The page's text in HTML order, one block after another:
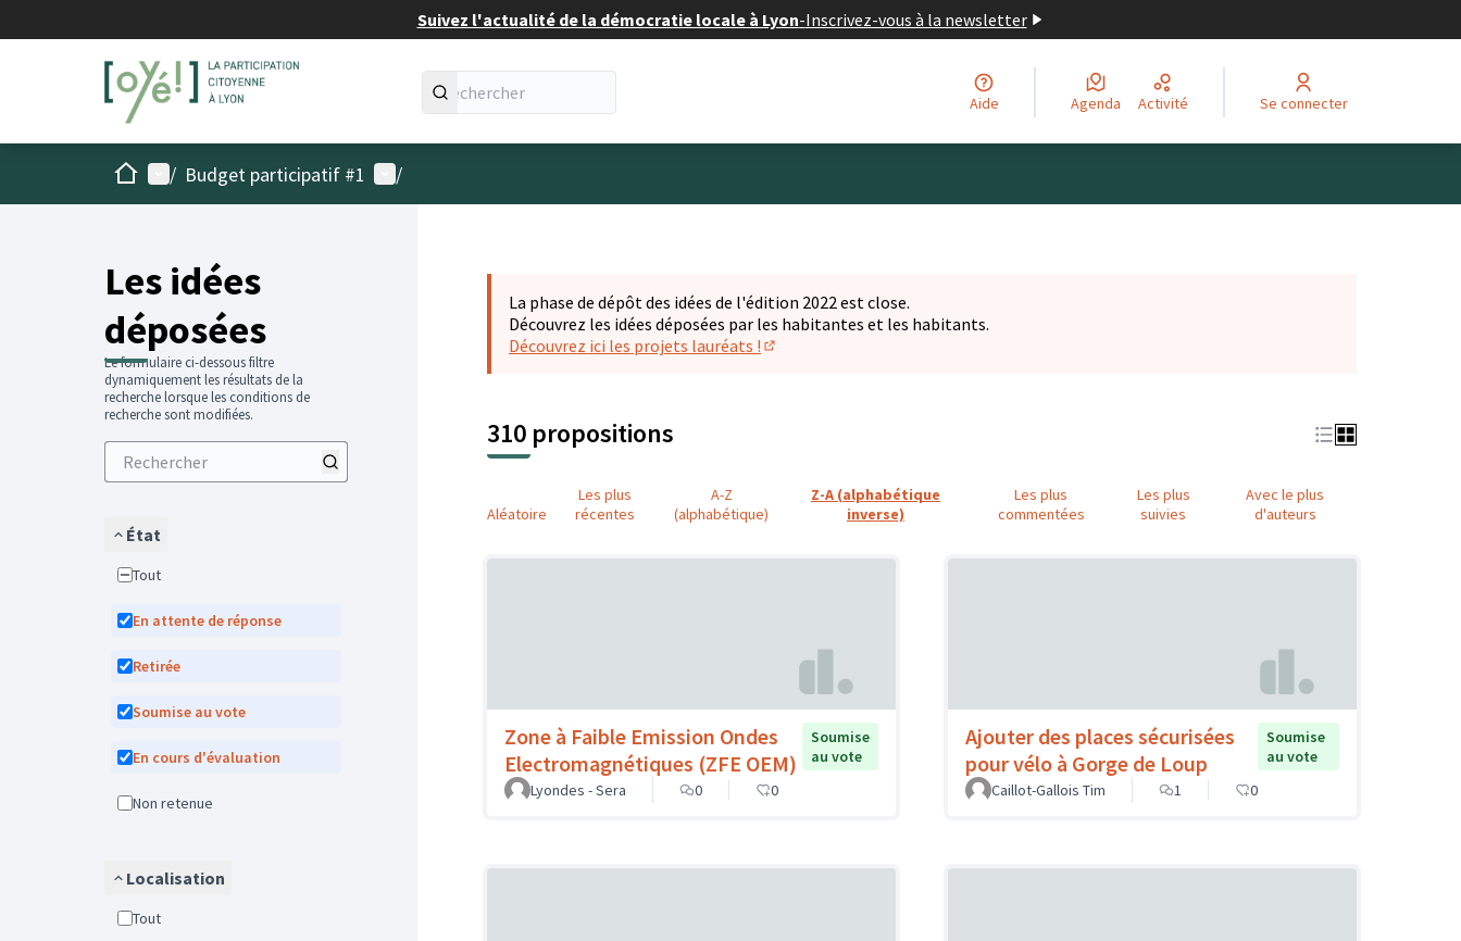
Suivez l'actualité de la démocratie locale à Lyon-Inscrivez-vous à la newsletter
Aide Agenda Activité Se connecter
AccueilMenu principal
/ Budget participatif #1 Menu utilisateur
/
Les idées
déposées
Le formulaire ci-dessous filtre
dynamiquement les résultats de la
recherche lorsque les conditions de
recherche sont modifiées.
État
Tout
En attente de réponse
Retirée
Soumise au vote
En cours d'évaluation
Non retenue
Localisation
Tout
La phase de dépôt des idées de l'édition 2022 est close.
Découvrez les idées déposées par les habitantes et les habitants.
Découvrez ici les projets lauréats !
310 propositions
Aléatoire
Les plus
récentes
A-Z
(alphabétique)
Z-A (alphabétique
inverse)
Les plus
commentées
Les plus
suivies
Avec le plus
d'auteurs
Zone à Faible Emission Ondes
Electromagnétiques (ZFE OEM)
Soumise
au vote
Lyondes - Sera
0 0
Ajouter des places sécurisées
pour vélo à Gorge de Loup
Soumise
au vote
Caillot-Gallois Tim
1 0